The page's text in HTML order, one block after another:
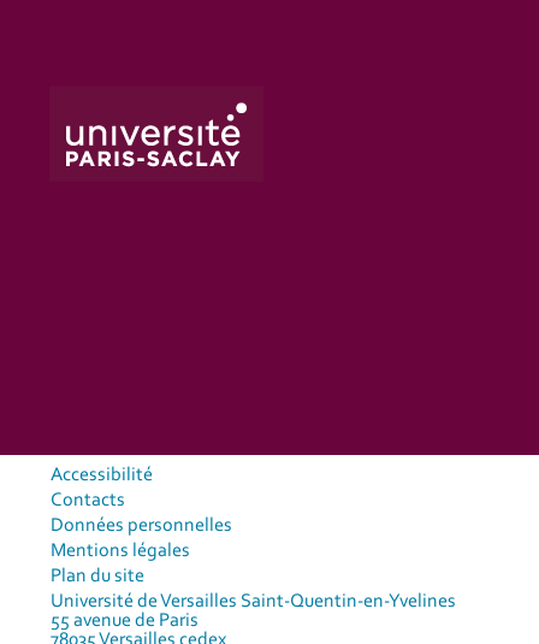
Accessibilité
Contacts
Données personnelles
Mentions légales
Plan du site
Université de Versailles Saint-Quentin-en-Yvelines
55 avenue de Paris
78035 Versailles cedex